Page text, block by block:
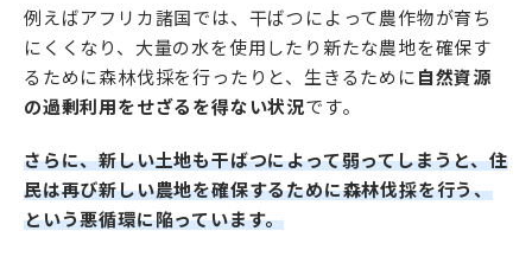
例えばアフリカ諸国では、干ばつによって農作物が育ち
にくくなり、大量の水を使用したり新たな農地を確保す
るために森林伐採を行ったりと、生きるために 自然資源
の過剰利用をせざるを得ない状況です。
さらに、新しい土地も干ばつによって弱ってしまうと、住
民は再び新しい農地を確保するために森林伐採を行う、
という悪循環に陥っています。